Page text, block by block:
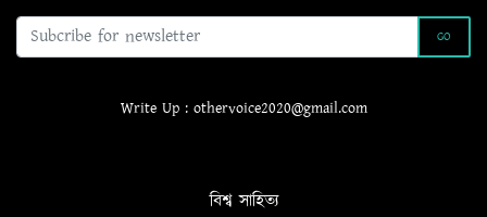
GO
Write Up : othervoice2020@gmail.com
বিশ্ব সাহিত্য